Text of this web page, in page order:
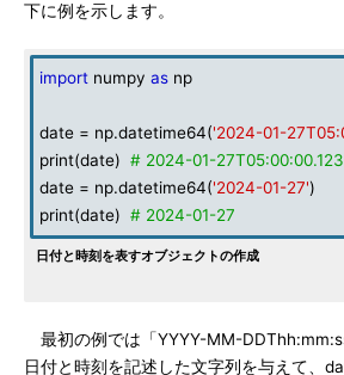
下に例を示します。
import numpy as np
date = np.datetime64('2024-01-
print(date) # 2024-01-27T05:00:00.123
date = np.datetime64('2024-01-27')
print(date) # 2024-01-27
日付と時刻を表すオブジェクトの作成
最初の例では「YYYY-MM-
日付と時刻を記述した文字列を与えて、